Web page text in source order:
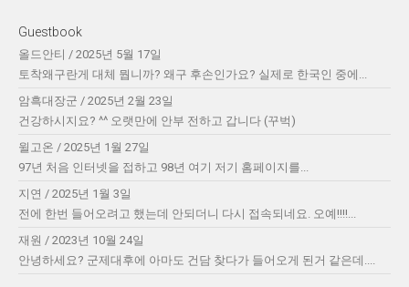
Guestbook
올드안티 / 2025년 5월 17일
토착왜구란게 대체 뭡니까? 왜구 후손인가요? 실제로 한국인 중에...
암흑대장군 / 2025년 2월 23일
건강하시지요? ^^ 오랫만에 안부 전하고 갑니다 (꾸벅)
윌고온 / 2025년 1월 27일
97년 처음 인터넷을 접하고 98년 여기 저기 홈페이지를...
지연 / 2025년 1월 3일
전에 한번 들어오려고 했는데 안되더니 다시 접속되네요. 오예!!!!...
재원 / 2023년 10월 24일
안녕하세요? 군제대후에 아마도 건담 찾다가 들어오게 된거 같은데....